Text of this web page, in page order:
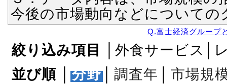
今後の市場動向などについて
Q.富士経済グループ
絞り込み項目
│外食サービス│
並び順
分野 調査年
市場規